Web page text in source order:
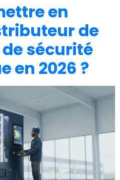
en
de
sécurité
en 2026 ?